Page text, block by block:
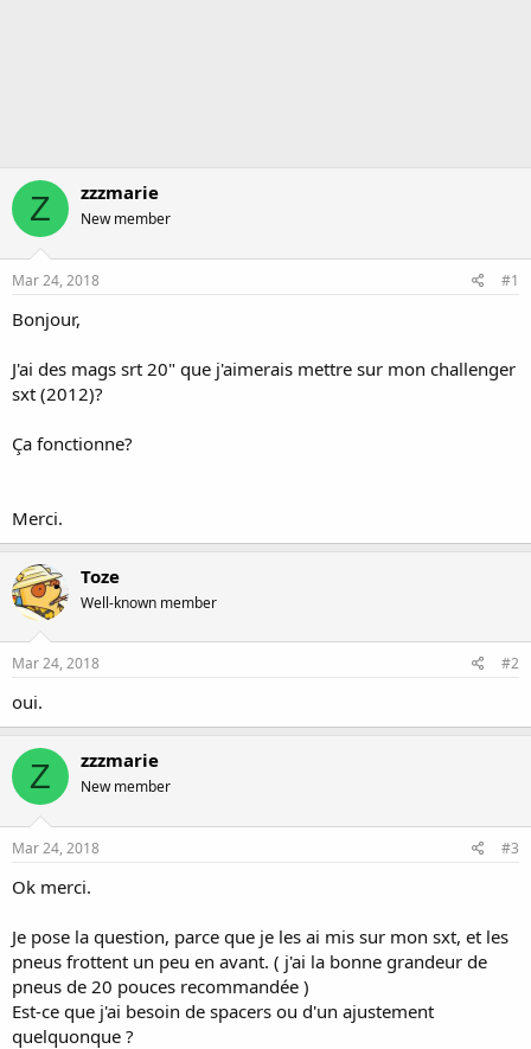
Z zzzmarie
New member
Mar 24, 2018 #1
Bonjour,
J'ai des mags srt 20" que j'aimerais mettre sur mon challenger
sxt (2012)?
Ça fonctionne?
Merci.
Toze
Well-known member
Mar 24, 2018 #2
oui.
Z zzzmarie
New member
Mar 24, 2018 #3
Ok merci.
Je pose la question, parce que je les ai mis sur mon sxt, et les
pneus frottent un peu en avant. ( j'ai la bonne grandeur de
pneus de 20 pouces recommandée )
Est-ce que j'ai besoin de spacers ou d'un ajustement
quelquonque ?